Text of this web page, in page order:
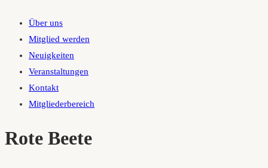
Über uns
Mitglied werden
Neuigkeiten
Veranstaltungen
Kontakt
Mitgliederbereich
Rote Beete